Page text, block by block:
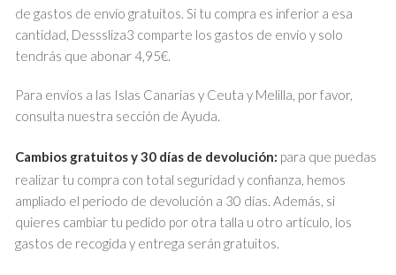
de gastos de envío gratuitos. Si tu compra es inferior a esa
cantidad, Desssliza3 comparte los gastos de envío y solo
tendrás que abonar 4,95€.
Para envíos a las Islas Canarias y Ceuta y Melilla, por favor,
consulta nuestra sección de Ayuda.
Cambios gratuitos y 30 días de devolución: para que puedas
realizar tu compra con total seguridad y confianza, hemos
ampliado el periodo de devolución a 30 días. Además, si
quieres cambiar tu pedido por otra talla u otro artículo, los
gastos de recogida y entrega serán gratuitos.